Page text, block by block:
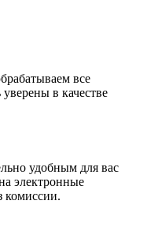
все
в качестве
удобным для вас
электронные
комиссии.